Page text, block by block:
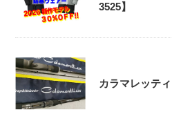
3525】
カラマレッテ